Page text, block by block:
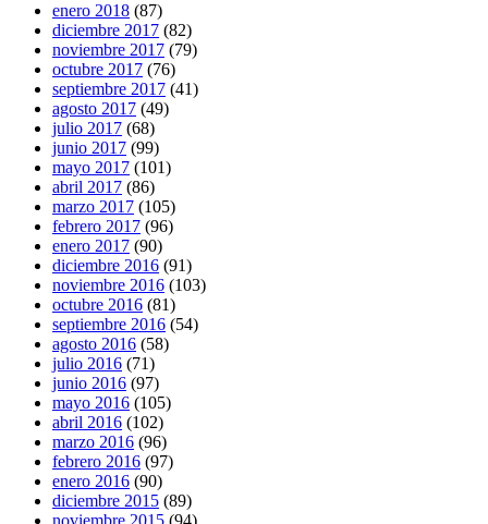
enero 2018 (87)
diciembre 2017 (82)
noviembre 2017 (79)
octubre 2017 (76)
septiembre 2017 (41)
agosto 2017 (49)
julio 2017 (68)
junio 2017 (99)
mayo 2017 (101)
abril 2017 (86)
marzo 2017 (105)
febrero 2017 (96)
enero 2017 (90)
diciembre 2016 (91)
noviembre 2016 (103)
octubre 2016 (81)
septiembre 2016 (54)
agosto 2016 (58)
julio 2016 (71)
junio 2016 (97)
mayo 2016 (105)
abril 2016 (102)
marzo 2016 (96)
febrero 2016 (97)
enero 2016 (90)
diciembre 2015 (89)
noviembre 2015 (94)